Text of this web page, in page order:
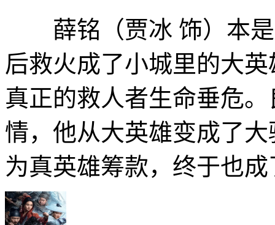
薛铭（贾冰 饰）本是
后救火成了小城里的大
真正的救人者生命垂危
情，他从大英雄变成了
为真英雄筹款，终于也